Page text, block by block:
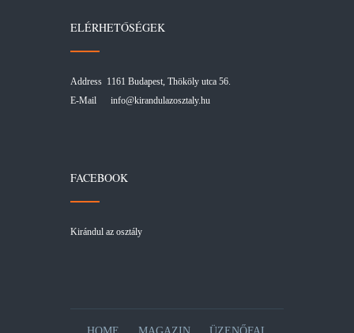
ELÉRHETŐSÉGEK
Address 1161 Budapest, Thököly utca 56.
E-Mail info@kirandulazosztaly.hu
FACEBOOK
Kirándul az osztály